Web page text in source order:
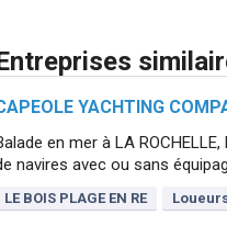
YACHTING
en mer à LA
navires avec ou sans
LE BOIS PLAGE EN RE